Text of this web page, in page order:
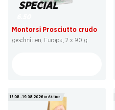
SPECIAL
Montorsi Prosciutto crudo
geschnitten, Europa, 2 x 90 g
13.08.–19.08.2026 in Aktion